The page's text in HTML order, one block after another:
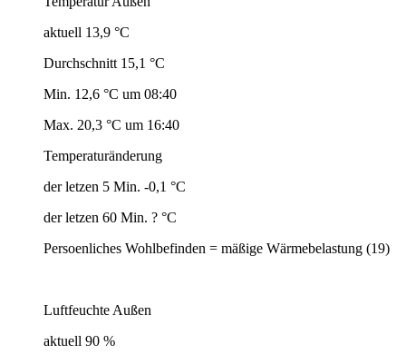
aktuell 13,9 °C
Durchschnitt 15,1 °C
Min. 12,6 °C um 08:40
Max. 20,3 °C um 16:40
Temperaturänderung
der letzen 5 Min. -0,1 °C
der letzen 60 Min. ? °C
Persoenliches Wohlbefinden = mäßige Wärmebelastung (19)
Luftfeuchte Außen
aktuell 90 %